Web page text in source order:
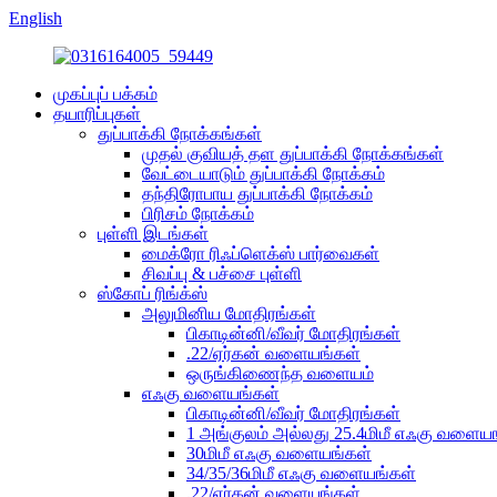
English
முகப்புப் பக்கம்
தயாரிப்புகள்
துப்பாக்கி நோக்கங்கள்
முதல் குவியத் தள துப்பாக்கி நோக்கங்கள்
வேட்டையாடும் துப்பாக்கி நோக்கம்
தந்திரோபாய துப்பாக்கி நோக்கம்
பிரிசம் நோக்கம்
புள்ளி இடங்கள்
மைக்ரோ ரிஃப்ளெக்ஸ் பார்வைகள்
சிவப்பு & பச்சை புள்ளி
ஸ்கோப் ரிங்க்ஸ்
அலுமினிய மோதிரங்கள்
பிகாடின்னி/வீவர் மோதிரங்கள்
.22/ஏர்கன் வளையங்கள்
ஒருங்கிணைந்த வளையம்
எஃகு வளையங்கள்
பிகாடின்னி/வீவர் மோதிரங்கள்
1 அங்குலம் அல்லது 25.4மிமீ எஃகு
30மிமீ எஃகு வளையங்கள்
34/35/36மிமீ எஃகு வளையங்கள்
.22/ஏர்கன் வளையங்கள்